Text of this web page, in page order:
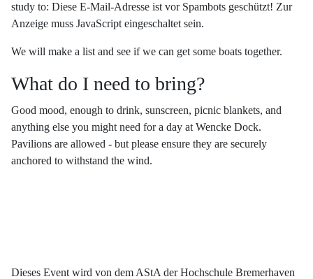
study to: Diese E-Mail-Adresse ist vor Spambots geschützt! Zur
Anzeige muss JavaScript eingeschaltet sein.
We will make a list and see if we can get some boats together.
What do I need to bring?
Good mood, enough to drink, sunscreen, picnic blankets, and
anything else you might need for a day at Wencke Dock.
Pavilions are allowed - but please ensure they are securely
anchored to withstand the wind.
Dieses Event wird von dem AStA der Hochschule Bremerhaven